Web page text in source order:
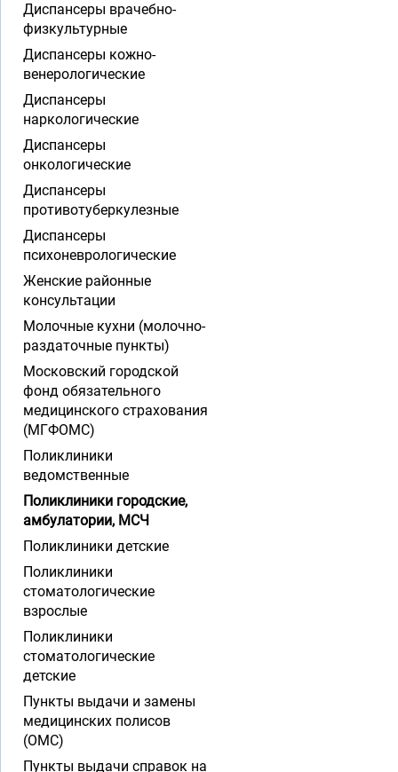
Диспансеры врачебно-
физкультурные
Диспансеры кожно-
венерологические
Диспансеры
наркологические
Диспансеры
онкологические
Диспансеры
противотуберкулезные
Диспансеры
психоневрологические
Женские районные
консультации
Молочные кухни (молочно-
раздаточные пункты)
Московский городской
фонд обязательного
медицинского страхования
(МГФОМС)
Поликлиники
ведомственные
Поликлиники городские,
амбулатории, МСЧ
Поликлиники детские
Поликлиники
стоматологические
взрослые
Поликлиники
стоматологические
детские
Пункты выдачи и замены
медицинских полисов
(ОМС)
Пункты выдачи справок на